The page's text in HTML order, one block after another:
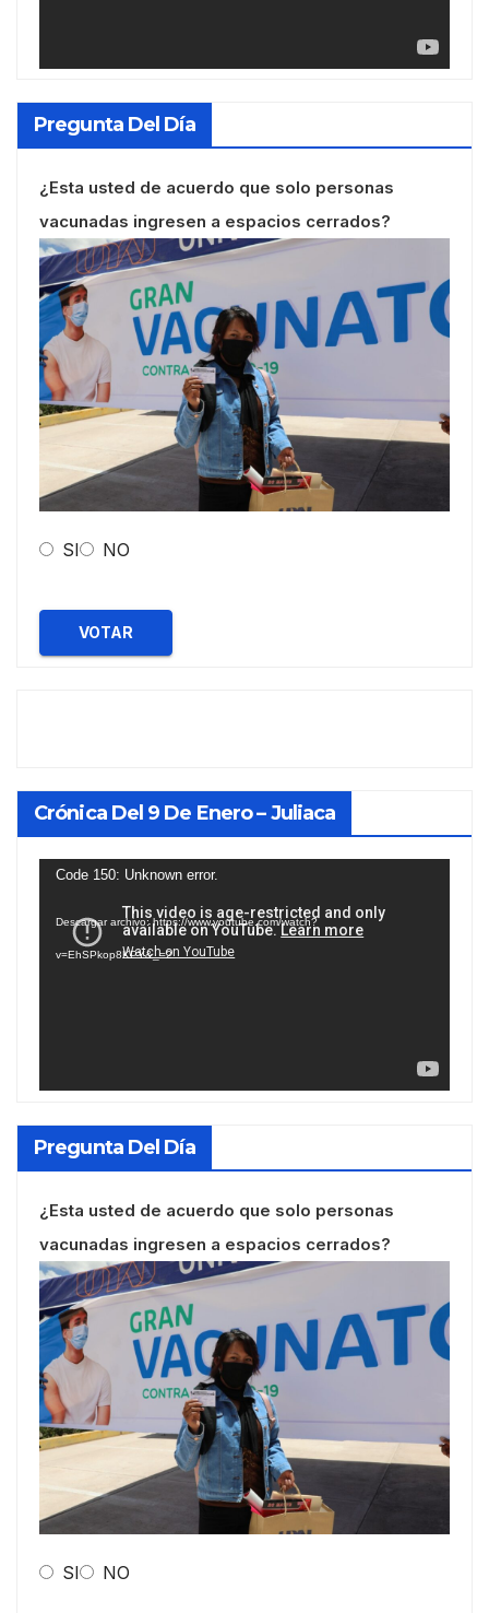
Pregunta Del Día
¿Esta usted de acuerdo que solo personas
vacunadas ingresen a espacios cerrados?
SI NO
VOTAR
Crónica Del 9 De Enero – Juliaca
Reproductor
vídeo
Code 150: Unknown error.
Descargar archivo: https://www.youtube.com/watch?
v=EhSPkop8KPY&_=2
Pregunta Del Día
¿Esta usted de acuerdo que solo personas
vacunadas ingresen a espacios cerrados?
SI NO